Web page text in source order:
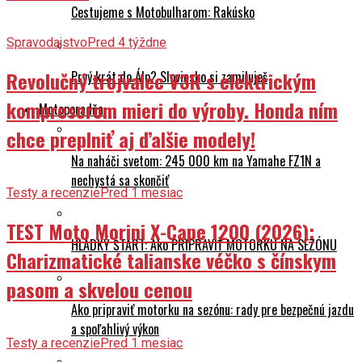
Cestujeme s Motobulharom: Rakúsko
Prvý krát do Álp? Slovinsko si zamiluješ
Motoporadňa
Na naháči svetom: 245 000 km na Yamahe FZ1N a
nechystá sa skončiť
HLADKÝ ŠTART: Ako PRIPRAVIŤ MOTORKU NA SEZÓNU
Ako pripraviť motorku na sezónu: rady pre bezpečnú jazdu
a spoľahlivý výkon
SpravodajstvoPred 4 týždne
Revolučný trojvalec V3R s elektrickým
kompresorom mieri do výroby. Honda ním
chce preplniť aj ďalšie modely!
Testy a recenziePred 1 mesiac
TEST Moto Morini X-Cape 1200 (2026):
Charizmatické talianske véčko s čínskym
pasom a skvelou cenou
Testy a recenziePred 1 mesiac